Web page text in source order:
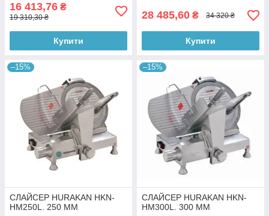
16 413,76 ₴
19 310,30 ₴
Купити
28 485,60 ₴ 34 320 ₴
Купити
–15%
СЛАЙСЕР HURAKAN HKN-
HM250L. 250 ММ
–15%
СЛАЙСЕР HURAKAN HKN-
HM300L. 300 ММ